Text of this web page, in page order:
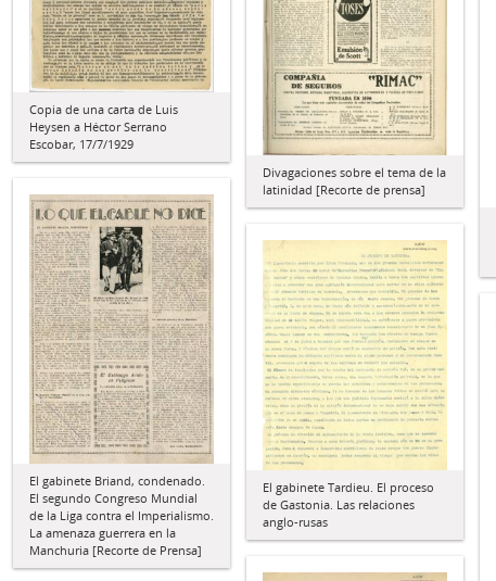
Copia de una carta de Luis
Heysen a Héctor Serrano
Escobar, 17/7/1929
Divagaciones sobre el tema de la
latinidad [Recorte de prensa]
El gabinete Briand, condenado.
El segundo Congreso Mundial
de la Liga contra el Imperialismo.
La amenaza guerrera en la
Manchuria [Recorte de Prensa]
El gabinete Tardieu. El proceso
de Gastonia. Las relaciones
anglo-rusas